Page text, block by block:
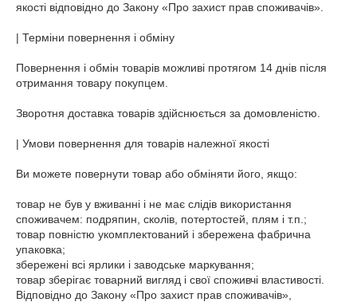
якості відповідно до Закону «Про захист прав споживачів».
| Терміни повернення і обміну
Повернення і обмін товарів можливі протягом 14 днів після
отримання товару покупцем.
Зворотня доставка товарів здійснюється за домовленістю.
| Умови повернення для товарів належної якості
Ви можете повернути товар або обміняти його, якщо:
товар не був у вживанні і не має слідів використання
споживачем: подряпин, сколів, потертостей, плям і т.п.;
товар повністю укомплектований і збережена фабрична
упаковка;
збережені всі ярлики і заводське маркування;
товар зберігає товарний вигляд і свої споживчі властивості.
Відповідно до Закону «Про захист прав споживачів»,